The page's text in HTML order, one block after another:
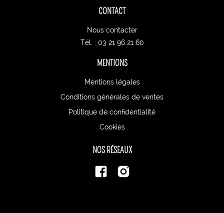
CONTACT
Nous contacter
Tél. : 03 21 96 21 60
MENTIONS
Mentions légales
Conditions générales de ventes
Politique de confidentialité
Cookies
NOS RÉSEAUX